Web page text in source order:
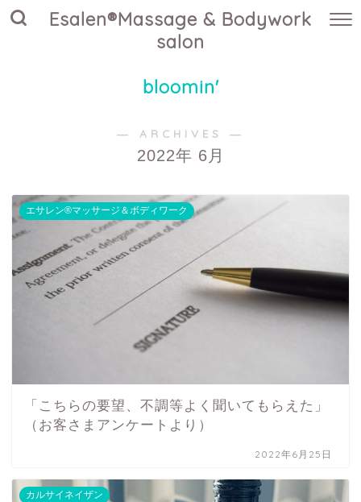
Esalen®Massage & Bodywork
salon
bloomin'
― ARCHIVES ―
2022年 6月
エサレン®マッサージ＆ボディワーク
「こちらの要望、不調等よく聞いてもらえた」
（お客さまアンケートより）
2022年6月25日
カルサイネイザン